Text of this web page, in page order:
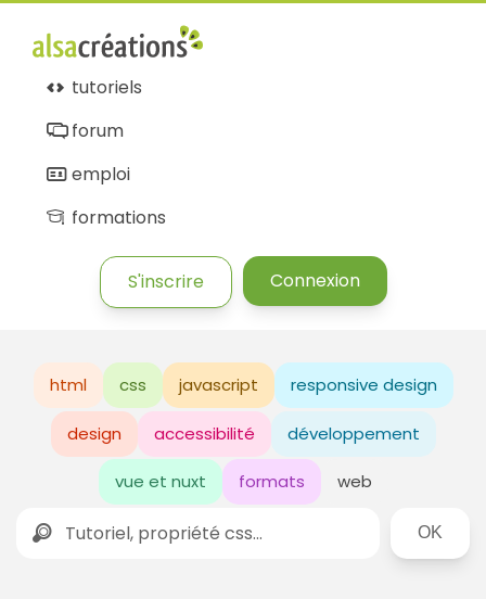
tutoriels
forum
emploi
formations
S'inscrire Connexion
html css javascript responsive design
design accessibilité développement
vue et nuxt formats web
Rechercher